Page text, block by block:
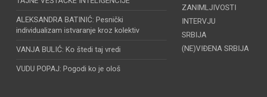
ALEKSANDRA BATINIĆ: Pesnički
individualizam istvaranje kroz kolektiv
VANJA BULIĆ: Ko štedi taj vredi
VUDU POPAJ: Pogodi ko je ološ
ZANIMLJIVOSTI
INTERVJU
SRBIJA
(NE)VIĐENA SRBIJA